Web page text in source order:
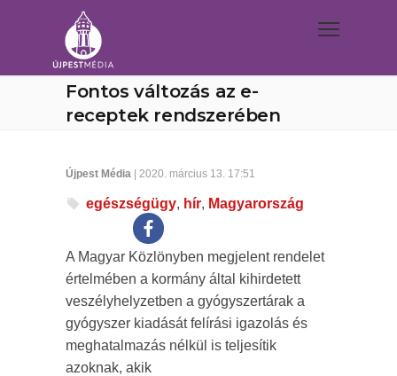
Fontos változás az e-
receptek rendszerében
Újpest Média | 2020. március 13. 17:51
egészségügy, hír, Magyarország
A Magyar Közlönyben megjelent rendelet
értelmében a kormány által kihirdetett
veszélyhelyzetben a gyógyszertárak a
gyógyszer kiadását felírási igazolás és
meghatalmazás nélkül is teljesítik
azoknak, akik